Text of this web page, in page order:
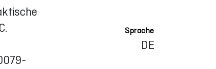
Sprache
DE